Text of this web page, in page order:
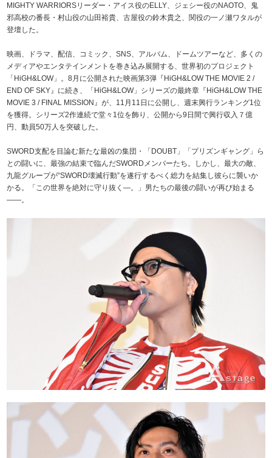
MIGHTY WARRIORSリーダー・アイス役のELLY、ジェシー役のNAOTO、鬼
邪高校の番長・村山役の山田裕貴、古屋役の鈴木貴之、関役の一ノ瀬ワタルが
登壇した。
映画、ドラマ、配信、コミック、SNS、アルバム、ドームツアーなど、多くの
メディアやエンタテインメントを巻き込み展開する、世界初のプロジェクト
「HiGH&LOW」。8月に公開された映画第3弾『HiGH&LOW THE MOVIE 2 /
END OF SKY』に続き、「HiGH&LOW」シリーズの最終章『HiGH&LOW THE
MOVIE 3 / FINAL MISSION』が、11月11日に公開し、週末興行ランキング1位
を獲得。シリーズ2作連続で堂々1位を飾り、公開から9日間で興行収入７億
円、動員50万人を突破した。
SWORD支配を目論む新たな最凶の集団・「DOUBT」「プリズンギャング」ら
との闘いに、最強の結束で臨んだSWORDメンバーたち。しかし、最大の敵、
九龍グループが“SWORD壊滅行動”を遂行するべく総力を結集し彼らに襲いか
かる。「この世界を絶対に守り抜く―。」男たちの最後の闘いが再び始まる
――。